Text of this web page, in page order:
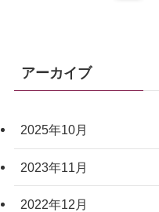
アーカイブ
2025年10月
2023年11月
2022年12月